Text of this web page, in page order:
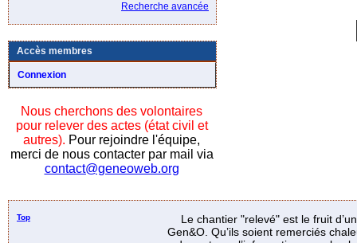
Recherche avancée
Accès membres
Connexion
Nous cherchons des volontaires
pour relever des actes (état civil et
autres). Pour rejoindre l'équipe,
merci de nous contacter par mail via
contact@geneoweb.org
Top
Le chantier "relevé" est le fruit
Gen&O. Qu’ils soient remerciés